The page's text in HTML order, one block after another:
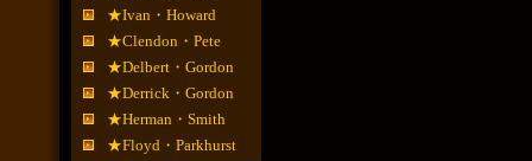
★Ivan・Howard
★Clendon・Pete
★Delbert・Gordon
★Derrick・Gordon
★Herman・Smith
★Floyd・Parkhurst